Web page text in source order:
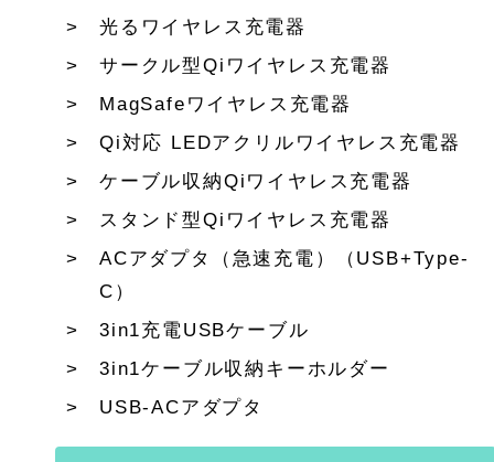
光るワイヤレス充電器
サークル型Qiワイヤレス充電器
MagSafeワイヤレス充電器
Qi対応 LEDアクリルワイヤレス充電器
ケーブル収納Qiワイヤレス充電器
スタンド型Qiワイヤレス充電器
ACアダプタ（急速充電）（USB+Type-
C）
3in1充電USBケーブル
3in1ケーブル収納キーホルダー
USB-ACアダプタ